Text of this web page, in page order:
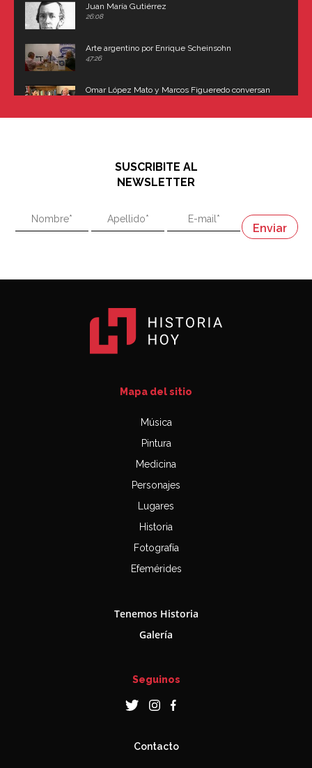
Juan María Gutiérrez
26:08
Arte argentino por Enrique Scheinsohn
47:26
Omar López Mato y Marcos Figueredo conversan
"En política, la estupidez no es una desventaja"
"En política, la estupidez no es una desventaja"
Napoleón
SUSCRIBITE AL
NEWSLETTER
Mapa del sitio
Música
Pintura
Medicina
Personajes
Lugares
Historia
Fotografía
Efemérides
Tenemos Historia
Galería
Seguinos
Contacto